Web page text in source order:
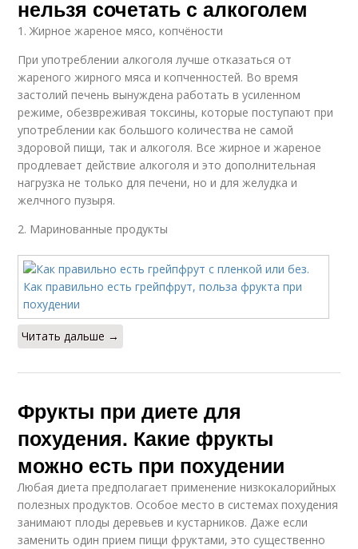
нельзя сочетать с алкоголем
1. Жирное жареное мясо, копчёности
При употреблении алкоголя лучше отказаться от
жареного жирного мяса и копченностей. Во время
застолий печень вынуждена работать в усиленном
режиме, обезвреживая токсины, которые поступают при
употреблении как большого количества не самой
здоровой пищи, так и алкоголя. Все жирное и жареное
продлевает действие алкоголя и это дополнительная
нагрузка не только для печени, но и для желудка и
желчного пузыря.
2. Маринованные продукты
Читать дальше →
Фрукты при диете для
похудения. Какие фрукты
можно есть при похудении
Любая диета предполагает применение низкокалорийных
полезных продуктов. Особое место в системах похудения
занимают плоды деревьев и кустарников. Даже если
заменить один прием пищи фруктами, это существенно